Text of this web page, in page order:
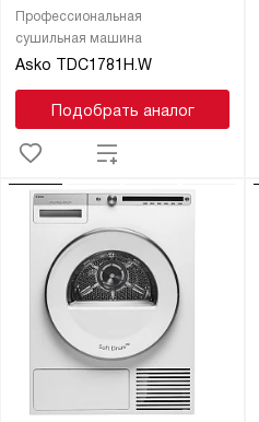
Профессиональная
сушильная машина
Asko TDC1781H.W
Подобрать аналог